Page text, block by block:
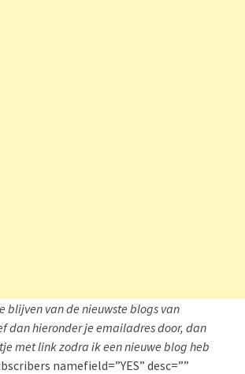
blijven van de nieuwste blogs van
dan hieronder je emailadres door, dan
met link zodra ik een nieuwe blog heb
namefield=”YES” desc=””